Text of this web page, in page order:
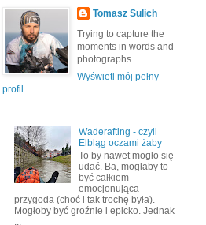
Tomasz Sulich
Trying to capture the
moments in words and
photographs
Wyświetl mój pełny
profil
Waderafting - czyli
Elbląg oczami żaby
To by nawet mogło się
udać. Ba, mogłaby to
być całkiem
emocjonująca
przygoda (choć i tak trochę była).
Mogłoby być groźnie i epicko. Jednak
...